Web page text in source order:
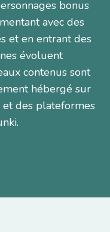
bonus
avec des
et en entrant des
évoluent
contenus sont
hébergé sur
et des plateformes